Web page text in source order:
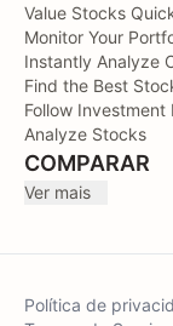
Value Stocks
Monitor Your
Instantly Analyze
Find the Best
Follow
Analyze Stocks
COMPARAR
Ver mais
Política de